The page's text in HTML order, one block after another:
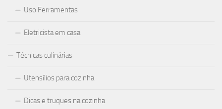
Uso Ferramentas
Eletricista em casa
Técnicas culinárias
Utensílios para cozinha
Dicas e truques na cozinha